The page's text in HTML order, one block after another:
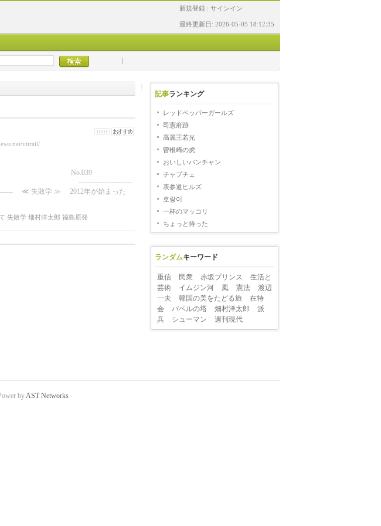
新規登録 サインイン
最終更新日: 2026-05-05 18:12:35
vitrail/
-----------------------
≪ 失敗学 ≫ 2012年が始まった
失敗学 畑村洋太郎 福島原発
記事ランキング
レッドペッパーガールズ
司憲府跡
高麗王若光
曽根崎の虎
おいしいパンチャン
チャプチェ
表参道ヒルズ
호랑이
一杯のマッコリ
ちょっと待った
ランダムキーワード
重信 民衆 赤坂プリンス
生活と
芸術
イムジン河 風 憲法
渡辺
一夫
韓国の美をたどる旅
在特
会
バベルの塔 畑村洋太郎
派
兵
シューマン 週刊現代
byAST Networks